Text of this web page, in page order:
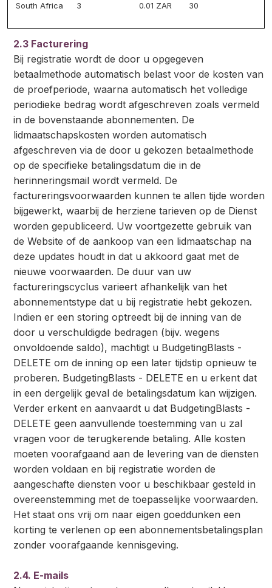
South Africa 3 0.01 ZAR 30
2.3 Facturering
Bij registratie wordt de door u opgegeven
betaalmethode automatisch belast voor de kosten van
de proefperiode, waarna automatisch het volledige
periodieke bedrag wordt afgeschreven zoals vermeld
in de bovenstaande abonnementen. De
lidmaatschapskosten worden automatisch
afgeschreven via de door u gekozen betaalmethode
op de specifieke betalingsdatum die in de
herinneringsmail wordt vermeld. De
factureringsvoorwaarden kunnen te allen tijde worden
bijgewerkt, waarbij de herziene tarieven op de Dienst
worden gepubliceerd. Uw voortgezette gebruik van
de Website of de aankoop van een lidmaatschap na
deze updates houdt in dat u akkoord gaat met de
nieuwe voorwaarden. De duur van uw
factureringscyclus varieert afhankelijk van het
abonnementstype dat u bij registratie hebt gekozen.
Indien er een storing optreedt bij de inning van de
door u verschuldigde bedragen (bijv. wegens
onvoldoende saldo), machtigt u BudgetingBlasts -
DELETE om de inning op een later tijdstip opnieuw te
proberen. BudgetingBlasts - DELETE en u erkent dat
in een dergelijk geval de betalingsdatum kan wijzigen.
Verder erkent en aanvaardt u dat BudgetingBlasts -
DELETE geen aanvullende toestemming van u zal
vragen voor de terugkerende betaling. Alle kosten
moeten voorafgaand aan de levering van de diensten
worden voldaan en bij registratie worden de
aangeschafte diensten voor u beschikbaar gesteld in
overeenstemming met de toepasselijke voorwaarden.
Het staat ons vrij om naar eigen goeddunken een
korting te verlenen op een abonnementsbetalingsplan
zonder voorafgaande kennisgeving.
2.4. E-mails